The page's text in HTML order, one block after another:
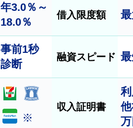
年3.0％～
18.0％
借入限度額
事前1秒
診断
融資スピード
※
収入証明書